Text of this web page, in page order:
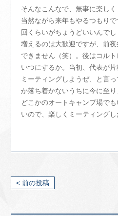
そんなこんなで、無事に楽しく
当然ながら来年もやるつもり
回くらいがちょうどいいんで
増えるのは大歓迎ですが、前
できません（笑）。後はコル
いつにするか。当初、代表が
ミーティングしようぜ、と言
か落ち着かないうちに今に至
どこかのオートキャンプ場で
いので、楽しくミーティングし
< 前の投稿